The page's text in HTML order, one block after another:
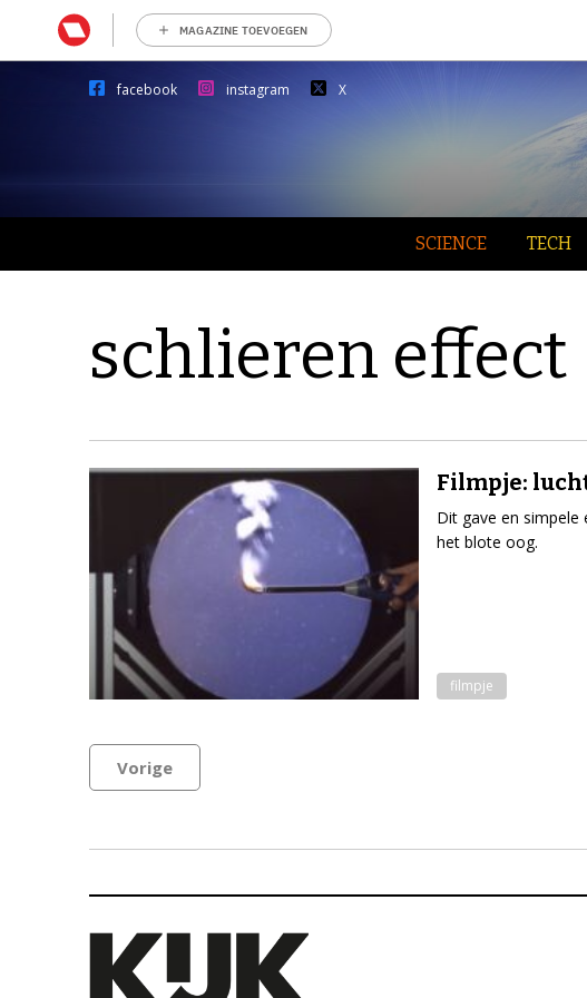
MAGAZINE TOEVOEGEN
facebook instagram X
SCIENCE TECH
schlieren effect
Filmpje:
Dit gave en
het blote oog.
filmpje
Vorige